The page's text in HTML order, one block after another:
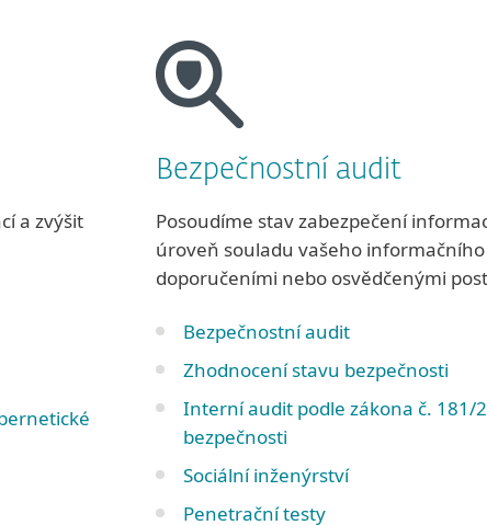
a zvýšit
Bezpečnostní audit
Posoudíme stav zabezpečení
úroveň souladu vašeho
doporučeními nebo osvědčenými
Bezpečnostní audit
Zhodnocení stavu bezpečnosti
Interní audit podle zákona č. 181/
bezpečnosti
Sociální inženýrství
Penetrační testy